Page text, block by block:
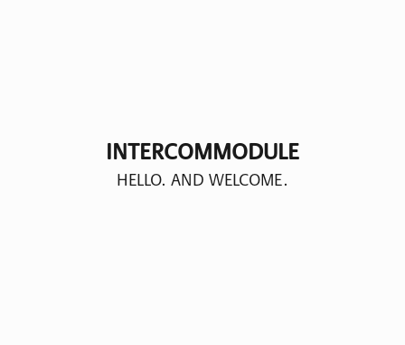
INTERCOMMODULE
HELLO. AND WELCOME.